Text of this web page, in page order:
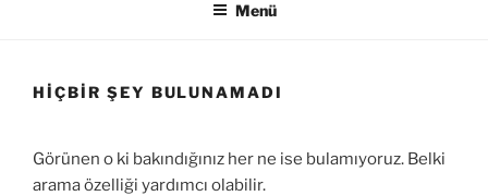
Menü
HIÇBIR ŞEY BULUNAMADI
Görünen o ki bakındığınız her ne ise bulamıyoruz. Belki
arama özelliği yardımcı olabilir.